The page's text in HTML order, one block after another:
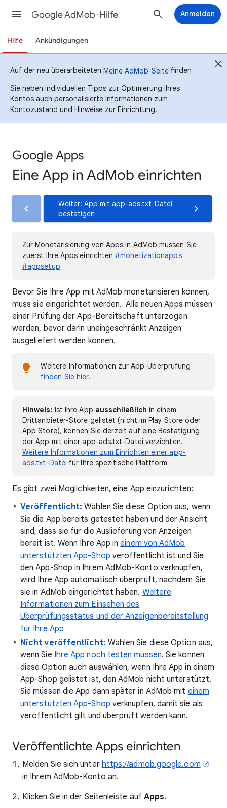
Google AdMob-Hilfe Anmelden
Hilfe Ankündigungen
Auf der neu überarbeiteten Meine AdMob-Seite finden
Sie neben individuellen Tipps zur Optimierung Ihres
Kontos auch personalisierte Informationen zum
Kontozustand und Hinweise zur Einrichtung.
Google Apps
Eine App in AdMob einrichten
Weiter: App mit app-ads.txt-Datei
bestätigen
Zur Monetarisierung von Apps in AdMob müssen Sie
zuerst Ihre Apps einrichten#monetizationapps
#appsetup
Bevor Sie Ihre App mit AdMob monetarisieren können,
muss sie eingerichtet werden. Alle neuen Apps müssen
einer Prüfung der App-Bereitschaft unterzogen
werden, bevor darin uneingeschränkt Anzeigen
ausgeliefert werden können.
Weitere Informationen zur App-Überprüfung
finden Sie hier.
Hinweis: Ist Ihre App ausschließlich in einem
Drittanbieter-Store gelistet (nicht im Play Store oder
App Store), können Sie derzeit auf eine Bestätigung
der App mit einer app-ads.txt-Datei verzichten.
Weitere Informationen zum Einrichten einer app-
ads.txt-Datei für Ihre spezifische Plattform
Es gibt zwei Möglichkeiten, eine App einzurichten:
Veröffentlicht: Wählen Sie diese Option aus, wenn
Sie die App bereits getestet haben und der Ansicht
sind, dass sie für die Auslieferung von Anzeigen
bereit ist. Wenn Ihre App ineinem von AdMob
unterstützten App-Shop veröffentlicht ist und Sie
den App-Shop in Ihrem AdMob-Konto verknüpfen,
wird Ihre App automatisch überprüft, nachdem Sie
sie in AdMob eingerichtet haben. Weitere
Informationen zum Einsehen des
Überprüfungsstatus und der Anzeigenbereitstellung
für Ihre App
Nicht veröffentlicht: Wählen Sie diese Option aus,
wenn Sie Ihre App noch testen müssen. Sie können
diese Option auch auswählen, wenn Ihre App in einem
App-Shop gelistet ist, den AdMob nicht unterstützt.
Sie müssen die App dann später in AdMob mit einem
unterstützten App-Shop verknüpfen, damit sie als
veröffentlicht gilt und überprüft werden kann.
Veröffentlichte Apps einrichten
Melden Sie sich unter https://admob.google.com
in Ihrem AdMob-Konto an.
Klicken Sie in der Seitenleiste auf Apps.